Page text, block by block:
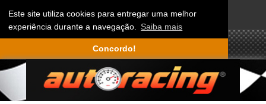
Este site utiliza cookies para entregar uma melhor
experiência durante a navegação. Saiba mais
Concordo!